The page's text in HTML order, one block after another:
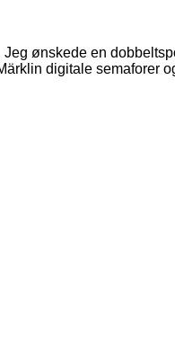
ønskede en
digitale semaforer